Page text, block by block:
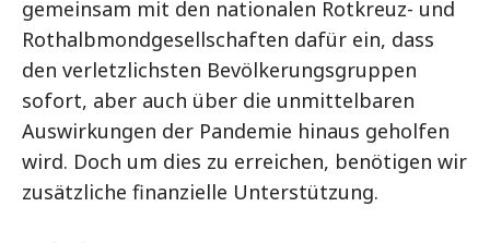
gemeinsam mit den nationalen Rotkreuz- und
Rothalbmondgesellschaften dafür ein, dass
den verletzlichsten Bevölkerungsgruppen
sofort, aber auch über die unmittelbaren
Auswirkungen der Pandemie hinaus geholfen
wird. Doch um dies zu erreichen, benötigen wir
zusätzliche finanzielle Unterstützung.